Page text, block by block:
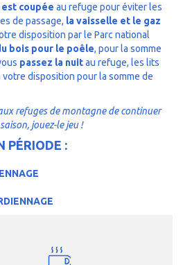
coupée au refuge pour éviter les
de passage, la vaisselle et le gaz
disposition par le Parc national
bois pour le poêle, pour la somme
passez la nuitau refuge, les lits
disposition pour la somme de
refuges de montagne de continuer
jouez-le jeu !
PÉRIODE :